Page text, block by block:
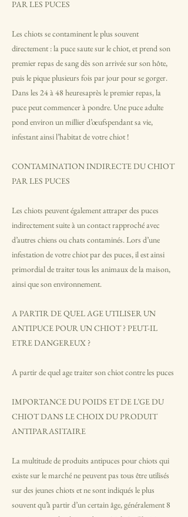
PAR LES PUCES
Les chiots se contaminent le plus souvent
directement : la puce saute sur le chiot, et prend son
premier repas de sang dès son arrivée sur son hôte,
puis le pique plusieurs fois par jour pour se gorger.
Dans les 24 à 48 heuresaprès le premier repas, la
puce peut commencer à pondre. Une puce adulte
pond environ un millier d’œufspendant sa vie,
infestant ainsi l’habitat de votre chiot !
CONTAMINATION INDIRECTE DU CHIOT
PAR LES PUCES
Les chiots peuvent également attraper des puces
indirectement suite à un contact rapproché avec
d’autres chiens ou chats contaminés. Lors d’une
infestation de votre chiot par des puces, il est ainsi
primordial de traiter tous les animaux de la maison,
ainsi que son environnement.
A PARTIR DE QUEL AGE UTILISER UN
ANTIPUCE POUR UN CHIOT ? PEUT-IL
ETRE DANGEREUX ?
A partir de quel age traiter son chiot contre les puces
IMPORTANCE DU POIDS ET DE L’GE DU
CHIOT DANS LE CHOIX DU PRODUIT
ANTIPARASITAIRE
La multitude de produits antipuces pour chiots qui
existe sur le marché ne peuvent pas tous être utilisés
sur des jeunes chiots et ne sont indiqués le plus
souvent qu’à partir d’un certain âge, généralement 8